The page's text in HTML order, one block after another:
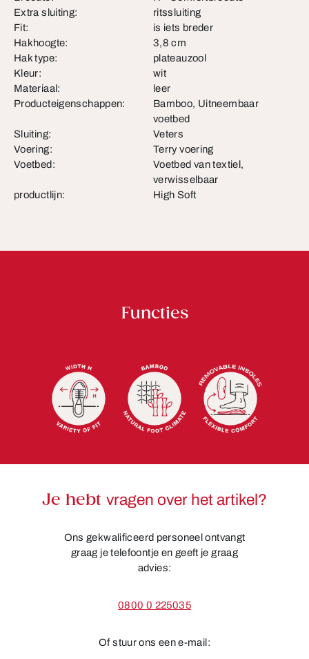
Extra sluiting:
ritssluiting
Fit:
is iets breder
Hakhoogte:
3,8 cm
Hak type:
plateauzool
Kleur:
wit
Materiaal:
leer
Producteigenschappen:
Bamboo, Uitneembaar
voetbed
Sluiting:
Veters
Voering:
Terry voering
Voetbed:
Voetbed van textiel,
verwisselbaar
productlijn:
High Soft
Functies
Je hebt vragen over het artikel?
Ons gekwalificeerd personeel ontvangt
graag je telefoontje en geeft je graag
advies:
0800 0 225035
Of stuur ons een e-mail: